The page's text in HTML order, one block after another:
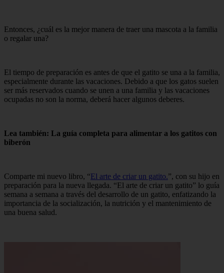
Entonces, ¿cuál es la mejor manera de traer una mascota a la familia
o regalar una?
El tiempo de preparación es antes de que el gatito se una a la familia,
especialmente durante las vacaciones. Debido a que los gatos suelen
ser más reservados cuando se unen a una familia y las vacaciones
ocupadas no son la norma, deberá hacer algunos deberes.
Lea también: La guía completa para alimentar a los gatitos con
biberón
Comparte mi nuevo libro, “El arte de criar un gatito.”, con su hijo en
preparación para la nueva llegada. “El arte de criar un gatito” lo guía
semana a semana a través del desarrollo de un gatito, enfatizando la
importancia de la socialización, la nutrición y el mantenimiento de
una buena salud.